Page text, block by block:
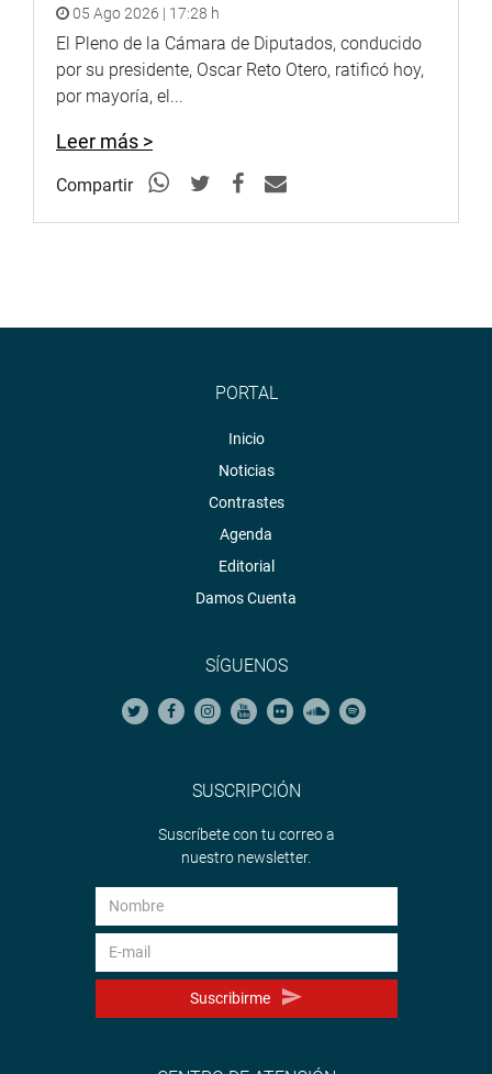
05 Ago 2026 | 17:28 h
El Pleno de la Cámara de Diputados, conducido
por su presidente, Oscar Reto Otero, ratificó hoy,
por mayoría, el...
Leer más >
Compartir
PORTAL
Inicio
Noticias
Contrastes
Agenda
Editorial
Damos Cuenta
SÍGUENOS
SUSCRIPCIÓN
Suscríbete con tu correo a
nuestro newsletter.
Suscribirme